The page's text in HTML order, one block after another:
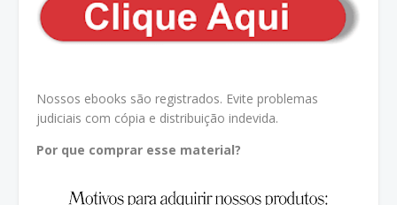
Nossos ebooks são registrados. Evite problemas
judiciais com cópia e distribuição indevida.
Por que comprar esse material?